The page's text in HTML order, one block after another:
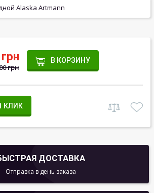
грн
В КОРЗИНУ
КЛИК
ДОСТАВКА
Отправка в день заказа